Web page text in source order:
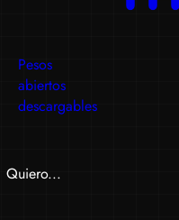
Pesos
abiertos
descargables
Quiero...